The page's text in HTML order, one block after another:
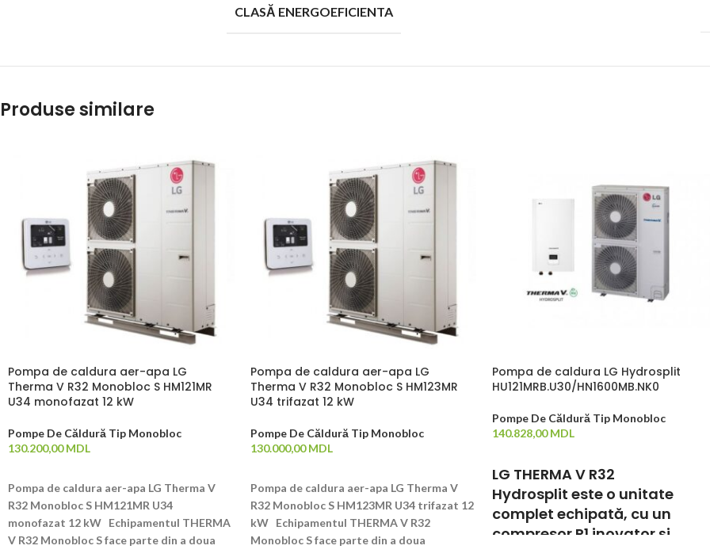
CLASĂ ENERGOEFICIENTA
Produse similare
Pompa de caldura aer-apa LG
Therma V R32 Monobloc S HM121MR
U34 monofazat 12 kW
Pompe De Căldură Tip Monobloc
130.200,00MDL
Pompa de caldura aer-apa LG Therma V
R32 Monobloc S HM121MR U34
monofazat 12 kW Echipamentul THERMA
V R32 Monobloc S face parte din a doua
Pompa de caldura aer-apa LG
Therma V R32 Monobloc S HM123MR
U34 trifazat 12 kW
Pompe De Căldură Tip Monobloc
130.000,00MDL
Pompa de caldura aer-apa LG Therma V
R32 Monobloc S HM123MR U34 trifazat 12
kW Echipamentul THERMA V R32
Monobloc S face parte din a doua
Pompa de caldura LG Hydrosplit
HU121MRB.U30/HN1600MB.NK0
Pompe De Căldură Tip Monobloc
140.828,00MDL
LG THERMA V R32
Hydrosplit este o unitate
complet echipată, cu un
compresor R1 inovator și